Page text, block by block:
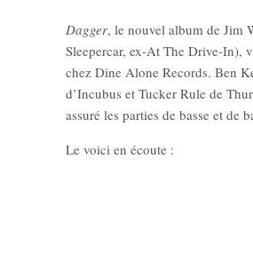
Dagger, le nouvel album de Jim
Sleepercar, ex-At The Drive-In),
chez Dine Alone Records. Ben
d’Incubus et Tucker Rule de
assuré les parties de basse et de
Le voici en écoute :